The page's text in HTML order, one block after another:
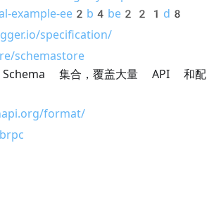
example-ee2b4be221d8
specification/
schemastore
集合，覆盖大量 API 和配
format/